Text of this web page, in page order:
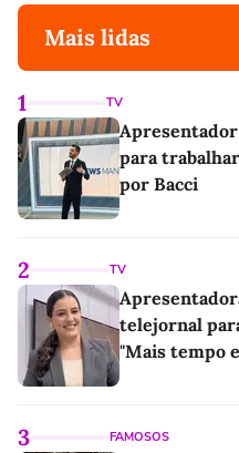
Mais lidas
1 TV
Apresentador
para
por Bacci
2 TV
telejornal
"Mais tempo
3 FAMOSOS